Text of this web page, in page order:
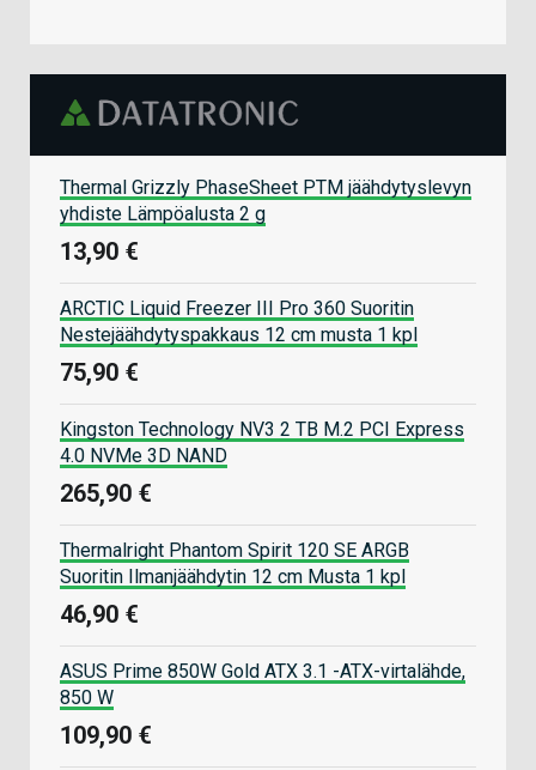
Thermal Grizzly PhaseSheet PTM jäähdytyslevyn
yhdiste Lämpöalusta 2 g
13,90 €
ARCTIC Liquid Freezer III Pro 360 Suoritin
Nestejäähdytyspakkaus 12 cm musta 1 kpl
75,90 €
Kingston Technology NV3 2 TB M.2 PCI Express
4.0 NVMe 3D NAND
265,90 €
Thermalright Phantom Spirit 120 SE ARGB
Suoritin Ilmanjäähdytin 12 cm Musta 1 kpl
46,90 €
ASUS Prime 850W Gold ATX 3.1 -ATX-virtalähde,
850 W
109,90 €